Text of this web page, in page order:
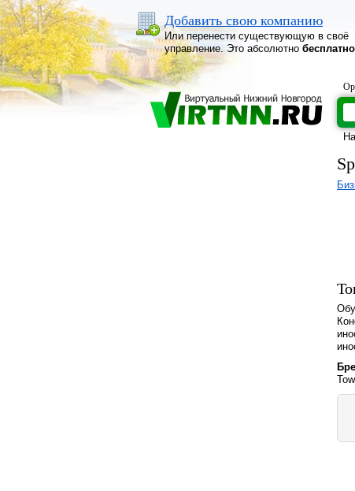
Добавить свою компанию
Или перенести существующую в своё
управление. Это абсолютно бесплатно